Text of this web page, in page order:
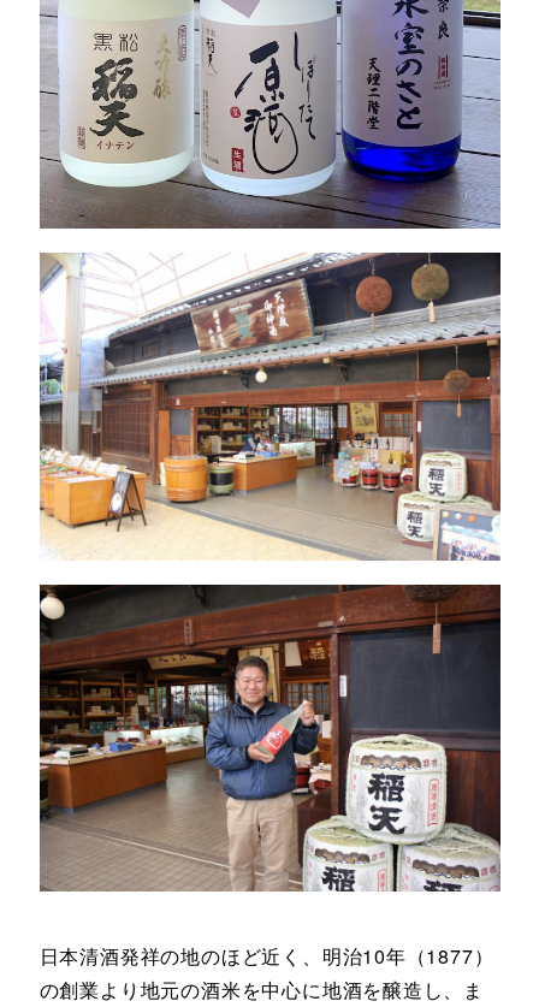
日本清酒発祥の地のほど近く、明治10年（1877）
の創業より地元の酒米を中心に地酒を醸造し、ま